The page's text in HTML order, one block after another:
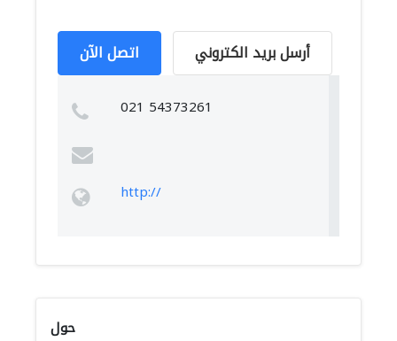
اتصل الآن أرسل بريد الكتروني
021 54373261
http://
حول